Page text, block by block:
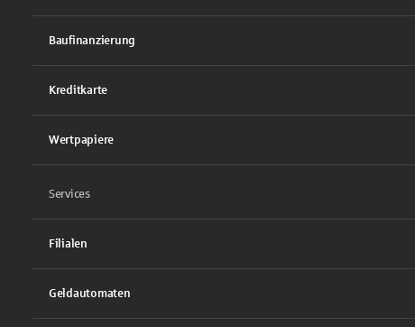
Baufinanzierung
Kreditkarte
Wertpapiere
Services
Filialen
Geldautomaten